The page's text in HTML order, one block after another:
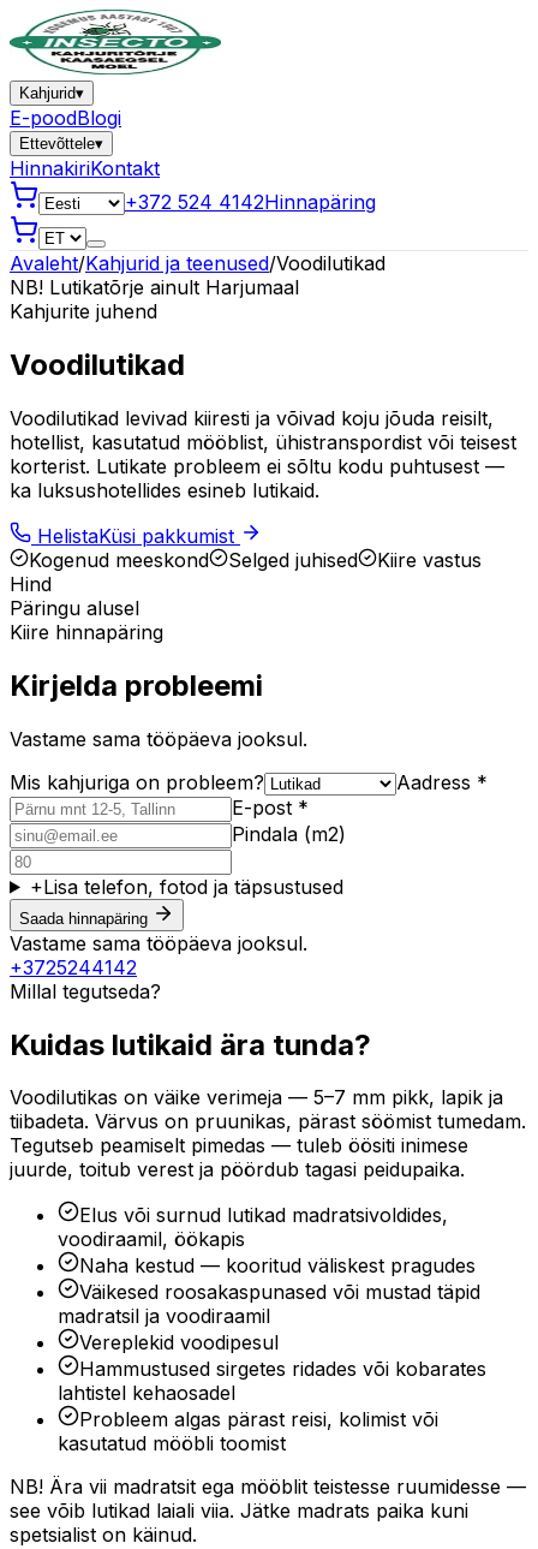
Kahjurid▾
E-poodBlogi
Ettevõttele▾
HinnakiriKontakt
+372 524 4142Hinnapäring
Avaleht/Kahjurid ja teenused/Voodilutikad
NB! Lutikatõrje ainult Harjumaal
Kahjurite juhend
Voodilutikad
Voodilutikad levivad kiiresti ja võivad koju jõuda reisilt,
hotellist, kasutatud mööblist, ühistranspordist või teisest
korterist. Lutikate probleem ei sõltu kodu puhtusest —
ka luksushotellides esineb lutikaid.
HelistaKüsi pakkumist
Kogenud meeskond
Selged juhised
Kiire vastus
Hind
Päringu alusel
Kiire hinnapäring
Kirjelda probleemi
Vastame sama tööpäeva jooksul.
Mis kahjuriga on probleem?
Aadress *
E-post *
Pindala (m2)
+Lisa telefon, fotod ja täpsustused
Saada hinnapäring
Vastame sama tööpäeva jooksul.
+3725244142
Millal tegutseda?
Kuidas lutikaid ära tunda?
Voodilutikas on väike verimeja — 5–7 mm pikk, lapik ja
tiibadeta. Värvus on pruunikas, pärast söömist tumedam.
Tegutseb peamiselt pimedas — tuleb öösiti inimese
juurde, toitub verest ja pöördub tagasi peidupaika.
Elus või surnud lutikad madratsivoldides,
voodiraamil, öökapis
Naha kestud — kooritud väliskest pragudes
Väikesed roosakaspunased või mustad täpid
madratsil ja voodiraamil
Vereplekid voodipesul
Hammustused sirgetes ridades või kobarates
lahtistel kehaosadel
Probleem algas pärast reisi, kolimist või
kasutatud mööbli toomist
NB! Ära vii madratsit ega mööblit teistesse ruumidesse —
see võib lutikad laiali viia. Jätke madrats paika kuni
spetsialist on käinud.